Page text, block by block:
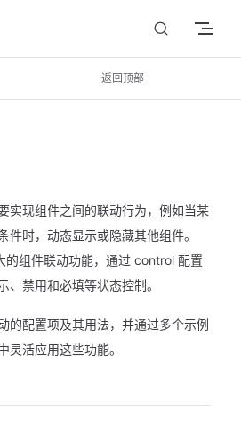
返回顶部
实现组件之间的联动行为，例如当某
件时，动态显示或隐藏其他组件。
的组件联动功能，通过 control 配置
、禁用和必填等状态控制。
的配置项及其用法，并通过多个示例
灵活应用这些功能。